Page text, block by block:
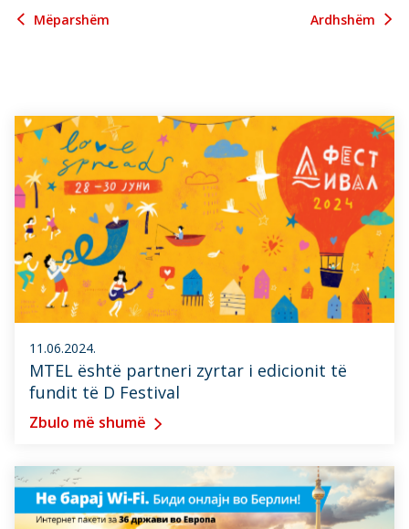
Mëparshëm Ardhshëm
11.06.2024.
MTEL është partneri zyrtar i edicionit të
fundit të D Festival
Zbulo më shumë